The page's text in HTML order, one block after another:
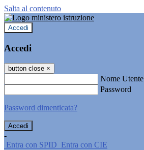
Salta al contenuto
Accedi
Accedi
button close ×
Nome Utente
Password
Password dimenticata?
-
Entra con SPID Entra con CIE